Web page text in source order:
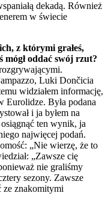
dekadą. Również
w świecie
z którymi grałeś,
mógł oddać swój rzut?
Luki Dončicia
widziałem informację,
Eurolidze. Była podana
i ja byłem na
ten wynik, ja
najwięcej podań.
„Nie wierzę, że to
„Zawsze cię
nie graliśmy
sezony. Zawsze
ze znakomitymi